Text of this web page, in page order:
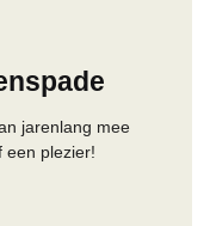
jarenlang mee
een plezier!